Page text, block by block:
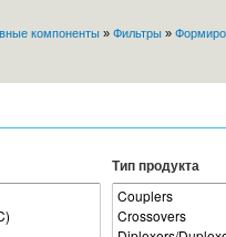
компоненты » Фильтры »
Тип продукта